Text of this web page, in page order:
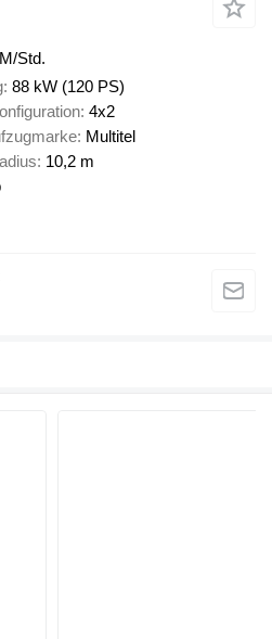
Std.
88 kW (120 PS)
4x2
Multitel
10,2 m